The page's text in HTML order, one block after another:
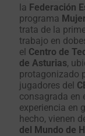
la Federación
programa
trata de la
trabajo en
el Centro de
de Asturias,
protagonizado
jugadores del
consagrada en
experiencia en
hecho, vienen
del Mundo de